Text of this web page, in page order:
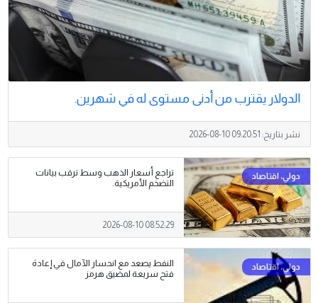
الدولار يقترب من أدنى مستوى له في شهرين.
نشر بتاريخ: 2026-08-10 09:20:51
تراجع أسعار الذهب وسط ترقب بيانات
التضخم الأمريكية.
2026-08-10 08:52:29
النفط يصعد مع انحسار الآمال في إعادة
فتح سريعة لمضيق هرمز